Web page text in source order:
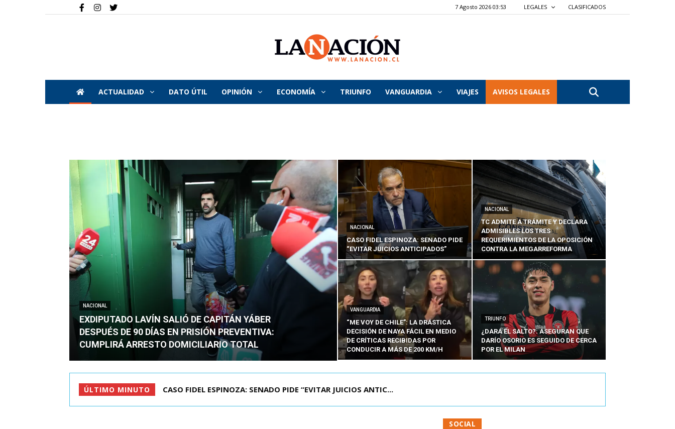
7 Agosto 2026 03:53 LEGALES CLASIFICADOS
La
Nación
ACTUALIDAD DATO ÚTIL OPINIÓN ECONOMÍA TRIUNFO VANGUARDIA VIAJES AVISOS LEGALES
NACIONAL
EXDIPUTADO LAVÍN SALIÓ DE CAPITÁN YÁBER
DESPUÉS DE 90 DÍAS EN PRISIÓN PREVENTIVA:
CUMPLIRÁ ARRESTO DOMICILIARIO TOTAL
NACIONAL
CASO FIDEL ESPINOZA: SENADO PIDE
“EVITAR JUICIOS ANTICIPADOS”
NACIONAL
TC ADMITE A TRÁMITE Y DECLARA
ADMISIBLES LOS TRES
REQUERIMIENTOS DE LA OPOSICIÓN
CONTRA LA MEGARREFORMA
VANGUARDIA
“ME VOY DE CHILE”: LA DRÁSTICA
DECISIÓN DE NAYA FÁCIL EN MEDIO
DE CRÍTICAS RECIBIDAS POR
CONDUCIR A MÁS DE 200 KM/H
TRIUNFO
¿DARÁ EL SALTO?: ASEGURAN QUE
DARÍO OSORIO ES SEGUIDO DE CERCA
POR EL MILAN
ÚLTIMO MINUTO TC ADMITE A TRÁMITE Y DECLARA ADMISIBLES LOS TRES REQU...
SOCIAL